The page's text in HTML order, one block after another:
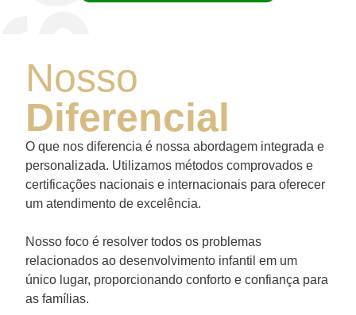
Nosso
Diferencial
O que nos diferencia é nossa abordagem integrada e
personalizada. Utilizamos métodos comprovados e
certificações nacionais e internacionais para oferecer
um atendimento de excelência.
Nosso foco é resolver todos os problemas
relacionados ao desenvolvimento infantil em um
único lugar, proporcionando conforto e confiança para
as famílias.